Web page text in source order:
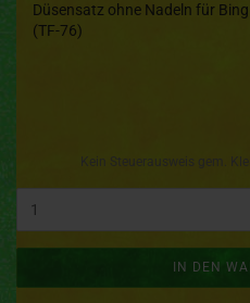
Düsensatz ohne Nadeln für
(TF-76)
IN DEN